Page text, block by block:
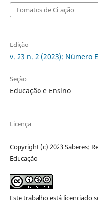
Fomatos de Citação
Edição
v. 23 n. 2 (2023): Número
Seção
Educação e Ensino
Licença
Copyright (c) 2023 Saberes:
Educação
Este trabalho está licenciado